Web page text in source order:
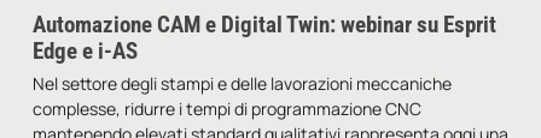
Automazione CAM e Digital Twin: webinar su Esprit
Edge e i-AS
Nel settore degli stampi e delle lavorazioni meccaniche
complesse, ridurre i tempi di programmazione CNC
mantenendo elevati standard qualitativi rappresenta oggi una